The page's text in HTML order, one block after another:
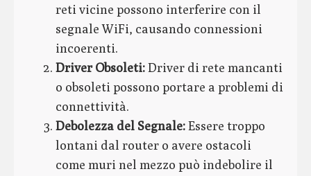
reti vicine possono interferire con il
segnale WiFi, causando connessioni
incoerenti.
Driver Obsoleti:Driver di rete mancanti
o obsoleti possono portare a problemi di
connettività.
Debolezza del Segnale:Essere troppo
lontani dal router o avere ostacoli
come muri nel mezzo può indebolire il